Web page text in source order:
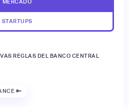
MERCADO
STARTUPS
REGLAS DEL BANCO CENTRAL
🔑